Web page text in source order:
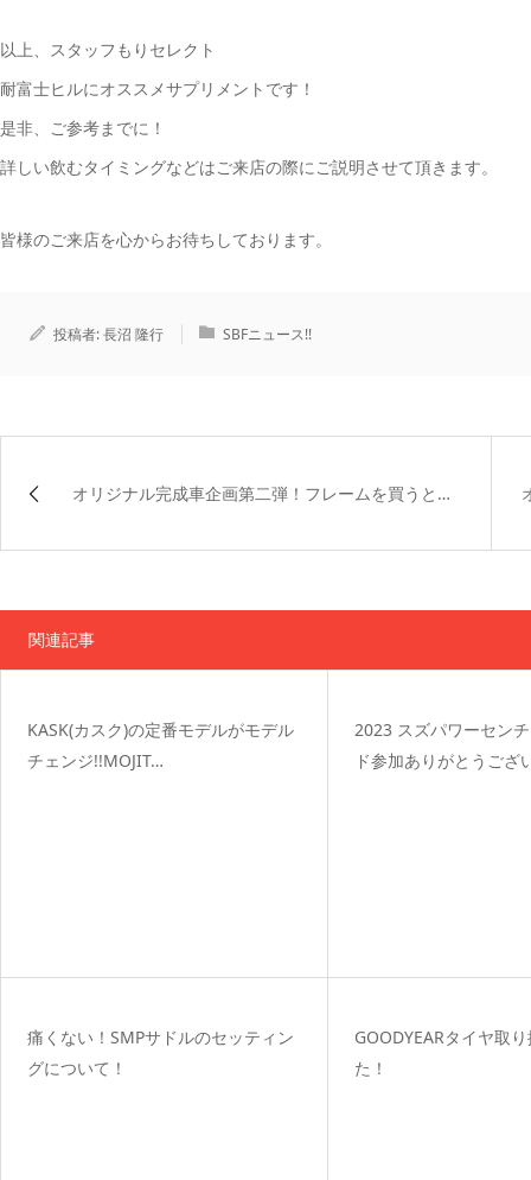
以上、スタッフもりセレクト
耐富士ヒルにオススメサプリメントです！
是非、ご参考までに！
詳しい飲むタイミングなどはご来店の際にご説明させて頂きます。
皆様のご来店を心からお待ちしております。
投稿者:長沼 隆行 SBFニュース!!
オリジナル完成車企画第二弾！フレームを買うと…
関連記事
KASK(カスク)の定番モデルがモデル
チェンジ!!MOJIT…
2023 スズパワーセン
ド参加ありがとうござ
痛くない！SMPサドルのセッティン
グについて！
GOODYEARタイヤ取
た！